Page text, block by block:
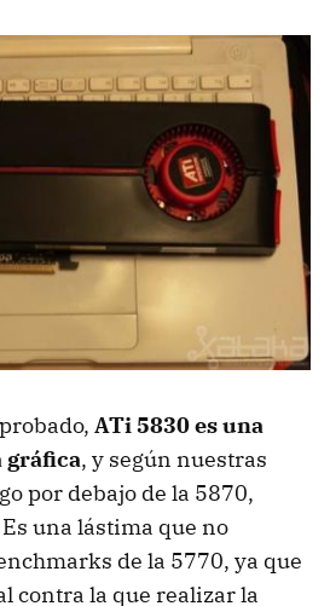
ATi 5830 es una
gráfica, y según nuestras
por debajo de la 5870,
una lástima que no
de la 5770, ya que
contra la que realizar la